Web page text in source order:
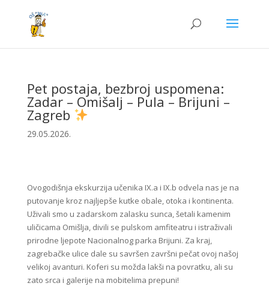
Pet postaja, bezbroj uspomena:
Zadar – Omišalj – Pula – Brijuni –
Zagreb
29.05.2026.
Ovogodišnja ekskurzija učenika IX.a i IX.b odvela nas je na
putovanje kroz najljepše kutke obale, otoka i kontinenta.
Uživali smo u zadarskom zalasku sunca, šetali kamenim
uličicama Omišlja, divili se pulskom amfiteatru i istraživali
prirodne ljepote Nacionalnog parka Brijuni. Za kraj,
zagrebačke ulice dale su savršen završni pečat ovoj našoj
velikoj avanturi. Koferi su možda lakši na povratku, ali su
zato srca i galerije na mobitelima prepuni!